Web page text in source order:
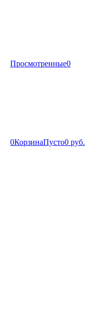
Просмотренные0
0КорзинаПусто0 руб.